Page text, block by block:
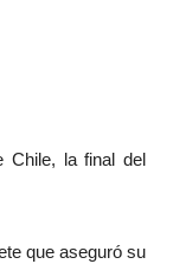
Chile, la final del
que aseguró su